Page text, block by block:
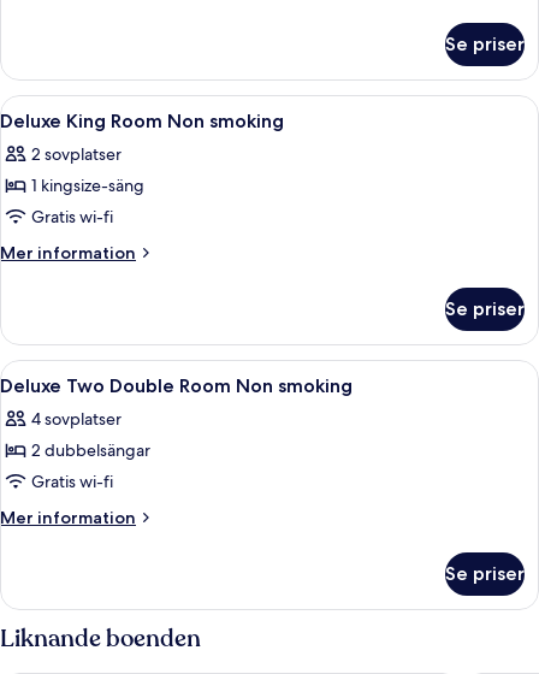
2
Queens,
Non-
Smoking
3,
Studio
Suite,
Queens,
Non-
Se priser
Öppna
alla
foton
för
Deluxe
King
smoking
Duntäcken, bäddmadrasser,
5
Deluxe King Room Non smoking
2 sovplatser
1 kingsize-säng
Gratis wi-fi
Mer information
Mer
King
Room
Non
Se priser
Öppna
alla
foton
för
Deluxe
Two
Non
smoking
Dusch, lyxtoalettartiklar, hårtork och
1
Deluxe Two Double Room Non smoking
4 sovplatser
2 dubbelsängar
Gratis wi-fi
Mer information
Mer
Two
Double
Room
Non
Se priser
Liknande boenden